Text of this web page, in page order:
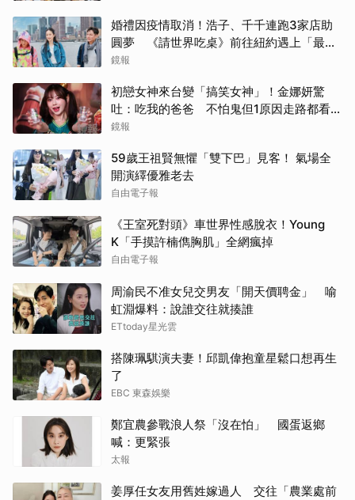
婚禮因疫情取消！浩子、千千連跑3家店助
圓夢 《請世界吃桌》前往紐約遇上「最多
限制」
鏡報
初戀女神來台變「搞笑女神」！金娜妍驚
吐：吃我的爸爸 不怕鬼但1原因走路都看地
上
鏡報
59歲王祖賢無懼「雙下巴」見客！ 氣場全
開演繹優雅老去
自由電子報
《王室死對頭》車世界性感脫衣！Young
K「手摸許楠儁胸肌」全網瘋掉
自由電子報
周渝民不准女兒交男友「開天價聘金」 喻
虹淵爆料：說誰交往就揍誰
ETtoday星光雲
搭陳珮騏演夫妻！邱凱偉抱童星鬆口想再生
了
EBC 東森娛樂
鄭宜農參戰浪人祭「沒在怕」 國蛋返鄉
喊：更緊張
太報
姜厚任女友用舊姓嫁過人 交往「農業處前